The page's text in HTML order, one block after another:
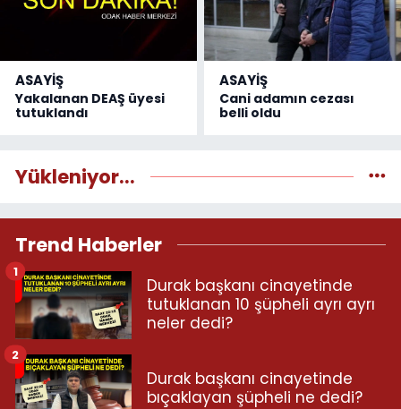
ASAYİŞ
Yakalanan DEAŞ üyesi
tutuklandı
ASAYİŞ
Cani adamın cezası
belli oldu
Yükleniyor...
Trend Haberler
Durak başkanı cinayetinde
tutuklanan 10 şüpheli ayrı ayrı
neler dedi?
1
Durak başkanı cinayetinde
bıçaklayan şüpheli ne dedi?
2